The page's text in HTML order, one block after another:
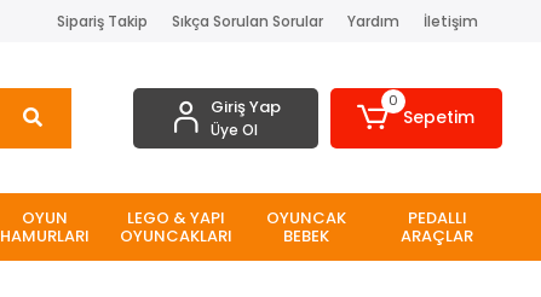
Sipariş Takip Sıkça Sorulan Sorular Yardım İletişim
Giriş Yap
Üye Ol
0
Sepetim
OYUN
HAMURLARI
LEGO & YAPI
OYUNCAKLARI
OYUNCAK
BEBEK
PEDALLI
ARAÇLAR